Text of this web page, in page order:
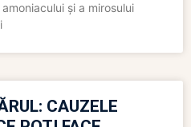
și a mirosului
CAUZELE